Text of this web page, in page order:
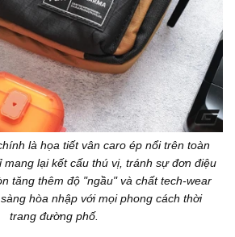
là họa tiết vân caro ép nổi trên toàn
mang lại kết cấu thú vị, tránh sự đơn điệu
tăng thêm độ "ngầu" và chất tech-wear
hòa nhập với mọi phong cách thời
trang đường phố.